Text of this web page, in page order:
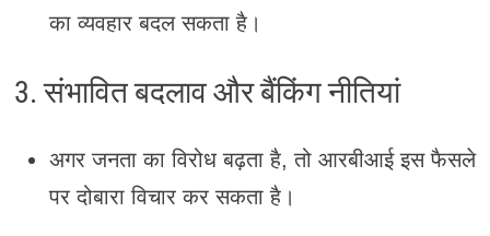
का व्यवहार बदल सकता है।
3. संभावित बदलाव और बैंकिंग नीतियां
अगर जनता का विरोध बढ़ता है, तो आरबीआई इस फैसले
पर दोबारा विचार कर सकता है।